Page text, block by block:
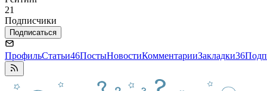
21
Подписчики
Подписаться
ПрофильСтатьи46ПостыНовостиКомментарииЗакладки36